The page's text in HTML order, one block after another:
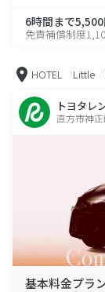
6時間まで
免責補償制度
HOTEL Little
トヨタレ
直方市神
基本料金プラ